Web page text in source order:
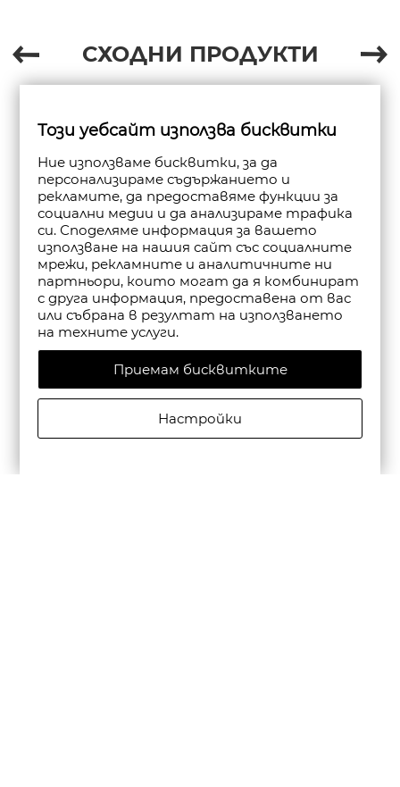
СХОДНИ ПРОДУКТИ
Този уебсайт използва бисквитки
Ние използваме бисквитки, за да
персонализираме съдържанието и
рекламите, да предоставяме функции за
социални медии и да анализираме трафика
си. Споделяме информация за вашето
използване на нашия сайт със социалните
мрежи, рекламните и аналитичните ни
партньори, които могат да я комбинират
с друга информация, предоставена от вас
или събрана в резултат на използването
на техните услуги.
Приемам бисквитките
Настройки